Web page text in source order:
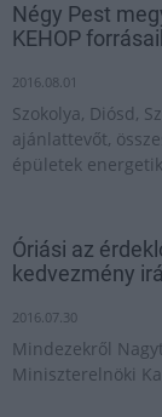
Négy Pest
KEHOP
2016.08.01
Szokolya, Diósd,
ajánlattevőt,
épületek
Óriási az
kedvezmény
2016.07.30
Mindezekről
Miniszterelnöki